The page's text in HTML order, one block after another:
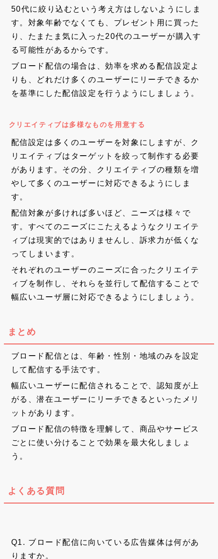
50代に絞り込むという考え方はしないようにしま
す。対象年齢でなくても、プレゼント用に買った
り、たまたま気に入った20代のユーザーが購入す
る可能性があるからです。
ブロード配信の場合は、効率を求める配信設定よ
りも、どれだけ多くのユーザーにリーチできるか
を基準にした配信設定を行うようにしましょう。
クリエイティブは多様なものを用意する
配信設定は多くのユーザーを対象にしますが、ク
リエイティブはターゲットを絞って制作する必要
があります。その分、クリエイティブの種類を増
やして多くのユーザーに対応できるようにしま
す。
配信対象が多ければ多いほど、ニーズは様々で
す。すべてのニーズにこたえるようなクリエイテ
ィブは現実的ではありませんし、訴求力が低くな
ってしまいます。
それぞれのユーザーのニーズに合ったクリエイテ
ィブを制作し、それらを並行して配信することで
幅広いユーザ層に対応できるようにしましょう。
まとめ
ブロード配信とは、年齢・性別・地域のみを設定
して配信する手法です。
幅広いユーザーに配信されることで、認知度が上
がる、潜在ユーザーにリーチできるといったメリ
ットがあります。
ブロード配信の特徴を理解して、商品やサービス
ごとに使い分けることで効果を最大化しましょ
う。
よくある質問
Q1. ブロード配信に向いている広告媒体は何があ
りますか。